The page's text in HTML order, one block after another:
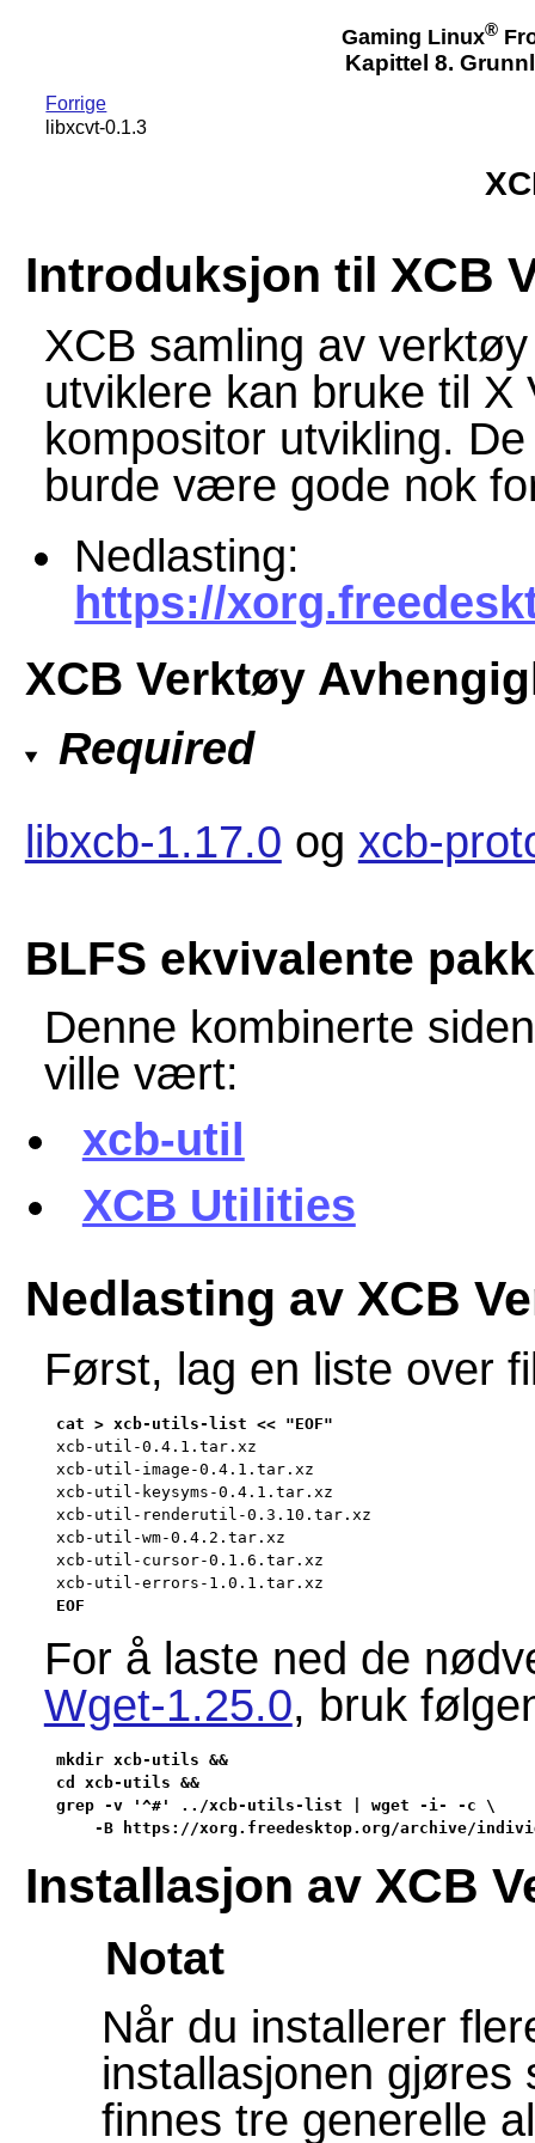
Gaming Linux®
Kapittel 8.
Forrige
libxcvt-0.1.3
Introduksjon til XCB
XCB samling av
utviklere kan bruke til X
kompositor utvikling.
burde være gode nok
Nedlasting:
https://
XCB Verktøy
Required
libxcb-1.17.0 og xcb-
BLFS ekvivalente
Denne kombinerte
ville vært:
xcb-util
XCB Utilities
Nedlasting av XCB
Først, lag en liste over
xcb-util-0.4.1.tar.xz
xcb-util-image-0.4.1.tar.xz
xcb-util-keysyms-0.4.1.tar.xz
xcb-util-renderutil-0.3.10.tar.xz
xcb-util-wm-0.4.2.tar.xz
xcb-util-cursor-0.1.6.tar.xz
xcb-util-errors-1.0.1.tar.xz
EOF
For å laste ned de
Wget-1.25.0, bruk
mkdir xcb-utils &&
cd xcb-utils &&
grep -v '^#' ../xcb-utils-list | wget -i- -c \
-B https://xorg.freedesktop.org/archive/
Installasjon av XCB
Notat
Når du installerer
installasjonen gjøres
finnes tre generelle